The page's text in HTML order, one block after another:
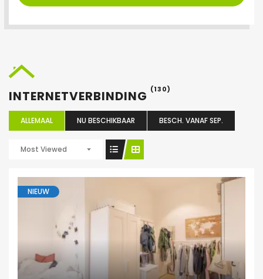
INTERNETVERBINDING (130)
ALLEMAAL NU BESCHIKBAAR BESCH. VANAF SEP.
Most Viewed
NIEUW